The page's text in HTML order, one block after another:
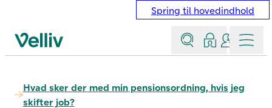
Spring til hovedindhold
Velliv startside
Søg Log indKontakt
Menu
Hvad sker der med min pensionsordning, hvis jeg
skifter job?